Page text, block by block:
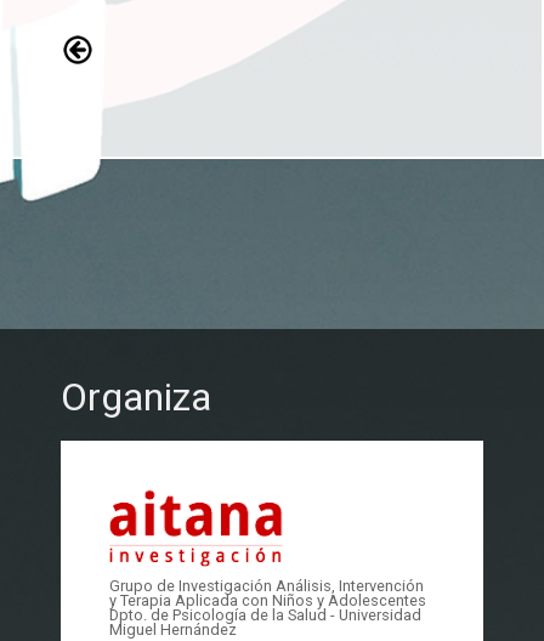
Organiza
Grupo de Investigación Análisis, Intervención
y Terapia Aplicada con Niños y Adolescentes
Dpto. de Psicología de la Salud - Universidad
Miguel Hernández